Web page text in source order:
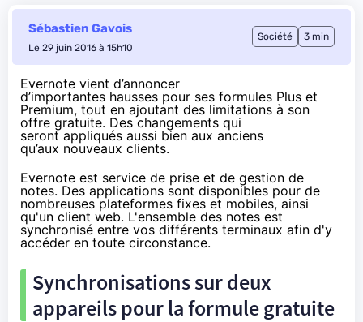
Sébastien Gavois
Le 29 juin 2016 à 15h10
Société 3 min
Evernote vient d’annoncer
d’importantes hausses pour ses formules Plus et
Premium, tout en ajoutant des limitations à son
offre gratuite. Des changements qui
seront appliqués aussi bien aux anciens
qu’aux nouveaux clients.
Evernote est service de prise et de gestion de
notes. Des applications sont disponibles pour de
nombreuses plateformes fixes et mobiles, ainsi
qu'un client web. L'ensemble des notes est
synchronisé entre vos différents terminaux afin d'y
accéder en toute circonstance.
Synchronisations sur deux
appareils pour la formule gratuite